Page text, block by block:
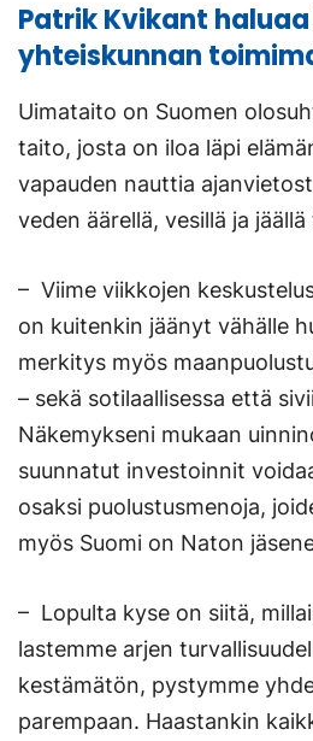
Patrik Kvikant
yhteiskunnan
Uimataito on Suomen
taito, josta on iloa läpi
vapauden nauttia
veden äärellä, vesillä ja
– Viime viikkojen
on kuitenkin jäänyt vähälle
merkitys myös
– sekä sotilaallisessa että
Näkemykseni mukaan
suunnatut investoinnit
osaksi puolustusmenoja,
myös Suomi on Naton
– Lopulta kyse on siitä,
lastemme arjen
kestämätön, pystymme
parempaan. Haastankin